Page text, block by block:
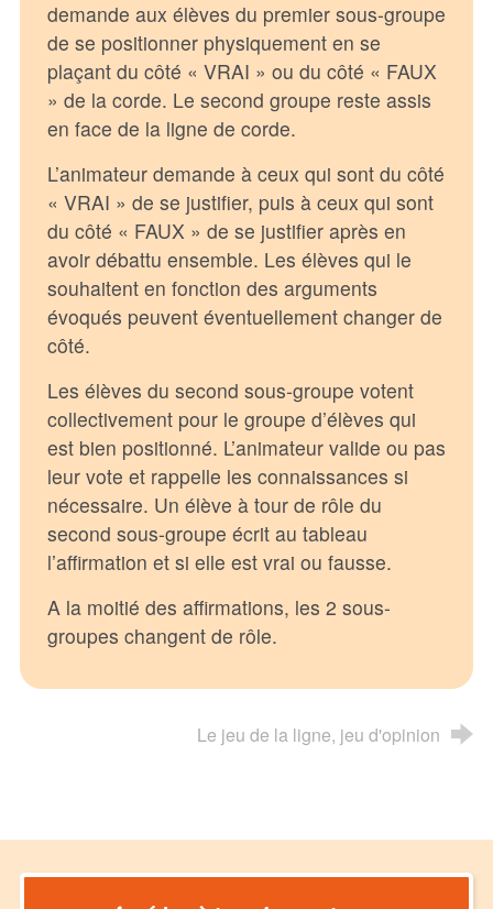
demande aux élèves du premier sous-groupe
de se positionner physiquement en se
plaçant du côté « VRAI » ou du côté « FAUX
» de la corde. Le second groupe reste assis
en face de la ligne de corde.
L’animateur demande à ceux qui sont du côté
« VRAI » de se justifier, puis à ceux qui sont
du côté « FAUX » de se justifier après en
avoir débattu ensemble. Les élèves qui le
souhaitent en fonction des arguments
évoqués peuvent éventuellement changer de
côté.
Les élèves du second sous-groupe votent
collectivement pour le groupe d’élèves qui
est bien positionné. L’animateur valide ou pas
leur vote et rappelle les connaissances si
nécessaire. Un élève à tour de rôle du
second sous-groupe écrit au tableau
l’affirmation et si elle est vrai ou fausse.
A la moitié des affirmations, les 2 sous-
groupes changent de rôle.
Le jeu de la ligne, jeu d'opinion